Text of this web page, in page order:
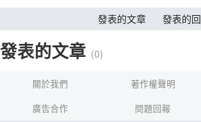
發表的文章 發表的
發表的文章 (0)
關於我們 著作權聲明
廣告合作
問題回報